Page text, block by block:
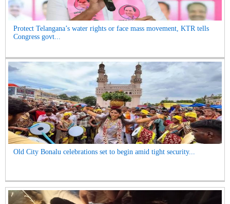
Protect Telangana’s water rights or face mass movement, KTR tells
Congress govt...
Old City Bonalu celebrations set to begin amid tight security...